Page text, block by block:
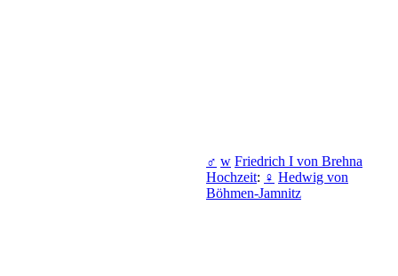
♂ w Friedrich I von Brehna
Hochzeit: ♀ Hedwig von
Böhmen-Jamnitz